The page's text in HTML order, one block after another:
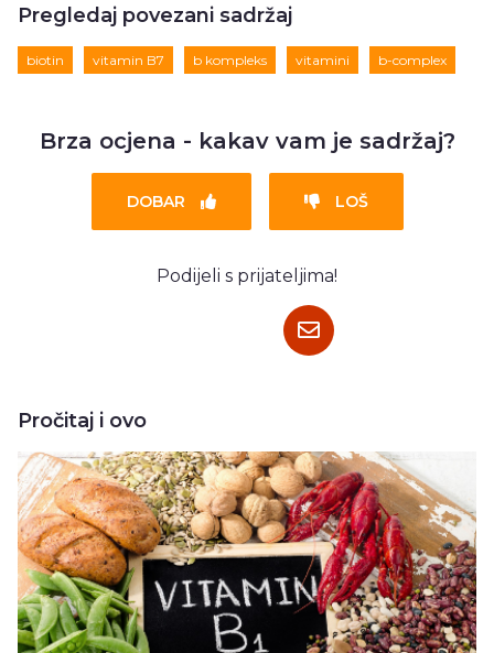
Pregledaj povezani sadržaj
biotin vitamin B7 b kompleks vitamini b-complex
Brza ocjena - kakav vam je sadržaj?
DOBAR LOŠ
Podijeli s prijateljima!
Pročitaj i ovo